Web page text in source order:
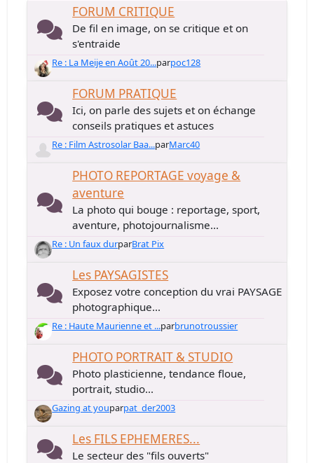
FORUM CRITIQUE
De fil en image, on se critique et on
s'entraide
Re : La Meije en Août 20...parpoc128
FORUM PRATIQUE
Ici, on parle des sujets et on échange
conseils pratiques et astuces
Re : Film Astrosolar Baa...parMarc40
PHOTO REPORTAGE voyage &
aventure
La photo qui bouge : reportage, sport,
aventure, photojournalisme...
Re : Un faux durparBrat Pix
Les PAYSAGISTES
Exposez votre conception du vrai PAYSAGE
photographique...
Re : Haute Maurienne et ...parbrunotroussier
PHOTO PORTRAIT & STUDIO
Photo plasticienne, tendance floue,
portrait, studio...
Gazing at youparpat_der2003
Les FILS EPHEMERES...
Le secteur des "fils ouverts"